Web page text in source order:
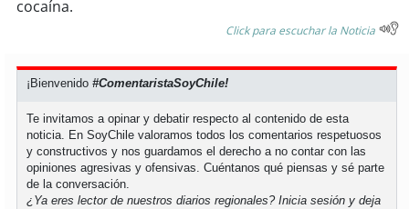
soycoronel
soy valdivia
soyosorno
cocaína.
Click para escuchar la Noticia
¡Bienvenido#ComentaristaSoyChile!
Te invitamos a opinar y debatir respecto al contenido de esta
noticia. En SoyChile valoramos todos los comentarios respetuosos
y constructivos y nos guardamos el derecho a no contar con las
opiniones agresivas y ofensivas. Cuéntanos qué piensas y sé parte
de la conversación.
¿Ya eres lector de nuestros diarios regionales?Inicia sesión y deja